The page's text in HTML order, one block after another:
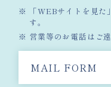
「WEBサイトを見
す。
営業等のお電話はご
MAIL FORM